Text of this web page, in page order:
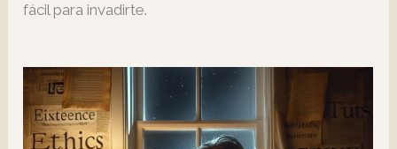
fácil para invadirte.